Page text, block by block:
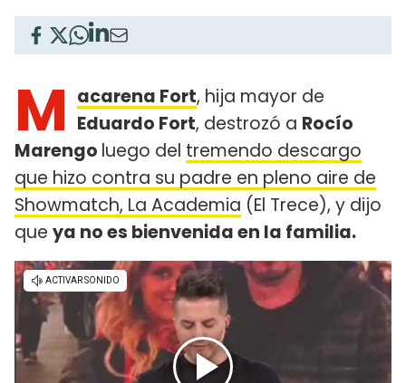
M acarena Fort, hija mayor de
Eduardo Fort, destrozó a Rocío
Marengo luego del tremendo descargo
que hizo contra su padre en pleno aire de
Showmatch, La Academia (El Trece), y dijo
que ya no es bienvenida en la familia.